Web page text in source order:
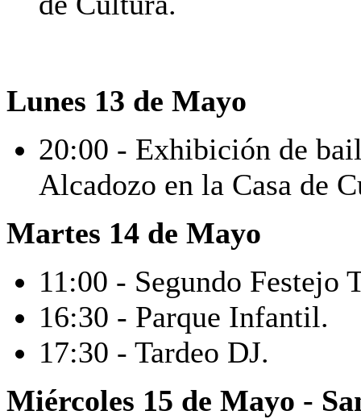
Lunes 13 de Mayo
20:00 - Exhibición de
Alcadozo en la Casa de
Martes 14 de Mayo
11:00 - Segundo
16:30 - Parque Infantil.
17:30 - Tardeo DJ.
Miércoles 15 de Mayo -